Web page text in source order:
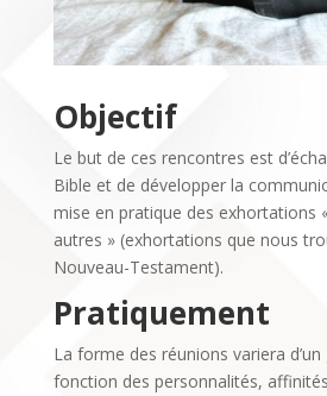
Objectif
Le but de ces rencontres est
Bible et de développer la
mise en pratique des exhortations
autres » (exhortations que nous
Nouveau-Testament).
Pratiquement
La forme des réunions variera d’un
fonction des personnalités,